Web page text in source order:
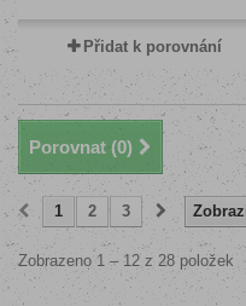
Přidat k porovnání
Porovnat (0)
1 2 3
Zobrazeno 1 – 12 z 28 položek